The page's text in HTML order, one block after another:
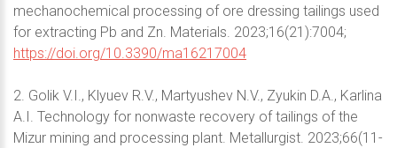
mechanochemical processing of ore dressing tailings used
for extracting Pb and Zn. Materials. 2023;16(21):7004;
https://doi.org/10.3390/ma16217004
2. Golik V.I., Klyuev R.V., Martyushev N.V., Zyukin D.A., Karlina
A.I. Technology for nonwaste recovery of tailings of the
Mizur mining and processing plant. Metallurgist. 2023;66(11-